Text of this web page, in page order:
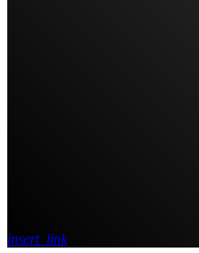
insert_link